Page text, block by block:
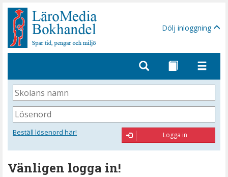
Gå
sidinnehåll
Dölj inloggning
Skolans
namn
Lösenord
Beställ lösenord här! Logga in
Vänligen logga in!